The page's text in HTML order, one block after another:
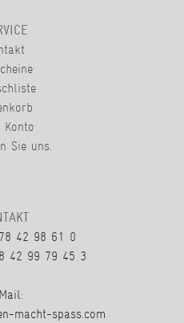
Konto
Sie uns.
42 98 61 0
42 99 79 45 3
macht-spass.com